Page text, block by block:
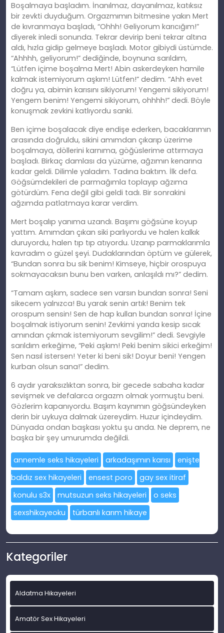
Boşalmaya başladım. İnanılmaz, dayanılmaz, katıksız
bir zevkti duyduğum. Orgazmımın bitmesine yakın Mert
de kıvranmaya başladı, “Ohhh! Geliyorum karıcığım!”
diyerek inledi sonunda. Tekrar devirip beni tekrar altına
aldı, hızla gidip gelmeye başladı. Motor gibiydi üstümde.
“Ahhhh, geliyorum!” dediğinde, boynuna sarıldım,
“Lütfen içime boşalma Mert! Abin askerdeyken hamile
kalmak istemiyorum aşkım! Lütfen!” dedim. “Ahh evet
doğru ya, abimin karısını sikiyorum! Yengemi sikiyorum!
Yengem benim! Yengemi sikiyorum, ohhhh!” dedi. Böyle
konuşmak zevkini katlıyordu sanki.
Ben içime boşalacak diye endişe ederken, bacaklarımın
arasında doğruldu, sikini amımdan çıkarıp üzerime
boşalmaya, döllerini karnıma, göğüslerime attırmaya
başladı. Birkaç damlası da yüzüme, ağzımın kenarına
kadar geldi. Dilimle yaladım. Tadına baktım. İlk defa.
Göğsümdekileri de parmağımla toplayıp ağzıma
götürdüm. Fena değil gibi geldi tadı. Bir sonrakini
ağzımda patlatmaya karar verdim.
Mert boşalıp yanıma uzandı. Başımı göğsüne koyup
yattım. Amımdan çıkan siki parlıyordu ve halen kalkık
duruyordu, halen tıp tıp atıyordu. Uzanıp parmaklarımla
kavradım o güzel şeyi. Dudaklarından öptüm ve gülerek,
“Bundan sonra bu sik benim! Kimseye, hiçbir orospuya
sokmayacaksın bunu ben varken, anlaşıldı mı?” dedim.
“Tamam aşkım, sadece sen varsın bundan sonra! Seni
sikecem yalnızca! Bu yarak senin artık! Benim tek
orospum sensin! Sen de hap kullan bundan sonra! İçine
boşalmak istiyorum senin! Zevkimi yarıda kesip sıcak
amından çıkmak istemiyorum sevgilim!” dedi. Sevgiyle
sarıldım erkeğime, “Peki aşkım! Peki benim sikici erkeğim!
Sen nasıl istersen! Yeter ki beni sik! Doyur beni! Yengen
kurban olsun sana!” dedim.
6 aydır yaraksızlıktan sonra, bir gecede sabaha kadar
sevişmek ve defalarca orgazm olmak yormuştu beni.
Gözlerim kapanıyordu. Başım kaynımın göğsündeyken
derin bir uykuya dalmak üzereydim. Huzur içindeydim.
Dünyada ondan başkası yoktu şu anda. Ne deprem, ne
başka bir şey umurumda değildi.
annemle seks hikayeleri arkadaşımın karısı
enişte
baldız sex hikayeleri
ensest poro
gay sex itiraf
konulu s3x
mutsuzun seks hikayeleri
o seks
sexshikayeoku
türbanlı karım hikaye
Kategoriler
Aldatma Hikayeleri
Amatör Sex Hikayeleri